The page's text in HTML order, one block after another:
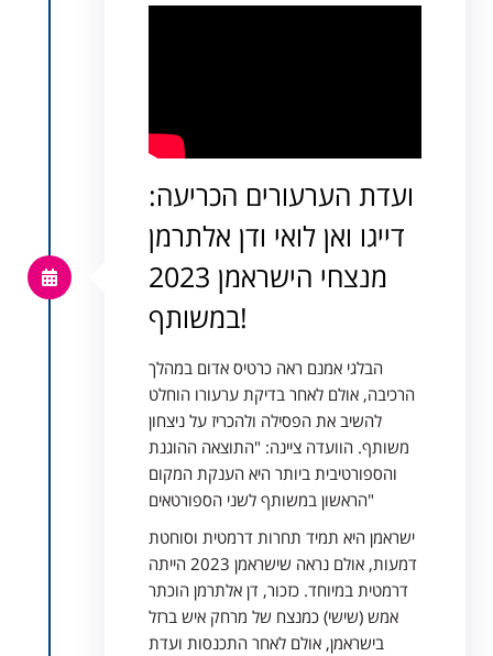
ועדת הערעורים הכריעה:
דייגו ואן לואי ודן אלתרמן
מנצחי הישראמן 2023
במשותף!
הבלגי אמנם ראה כרטיס אדום במהלך
הרכיבה, אולם לאחר בדיקת ערעורו הוחלט
להשיב את הפסילה ולהכריז על ניצחון
משותף. הוועדה ציינה: "התוצאה ההוגנת
והספורטיבית ביותר היא הענקת המקום
הראשון במשותף לשני הספורטאים"
ישראמן היא תמיד תחרות דרמטית וסוחטת
דמעות, אולם נראה שישראמן 2023 הייתה
דרמטית במיוחד. כזכור, דן אלתרמן הוכתר
אמש (שישי) כמנצח של מרחק איש ברזל
בישראמן, אולם לאחר התכנסות ועדת